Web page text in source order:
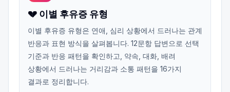
💔 이별 후유증 유형
이별 후유증 유형은 연애, 심리 상황에서 드러나는 관계
반응과 표현 방식을 살펴봅니다. 12문항 답변으로 선택
기준과 반응 패턴을 확인하고, 약속, 대화, 배려
상황에서 드러나는 거리감과 소통 패턴을 16가지
결과로 정리합니다.